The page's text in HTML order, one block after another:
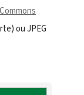
ou JPEG